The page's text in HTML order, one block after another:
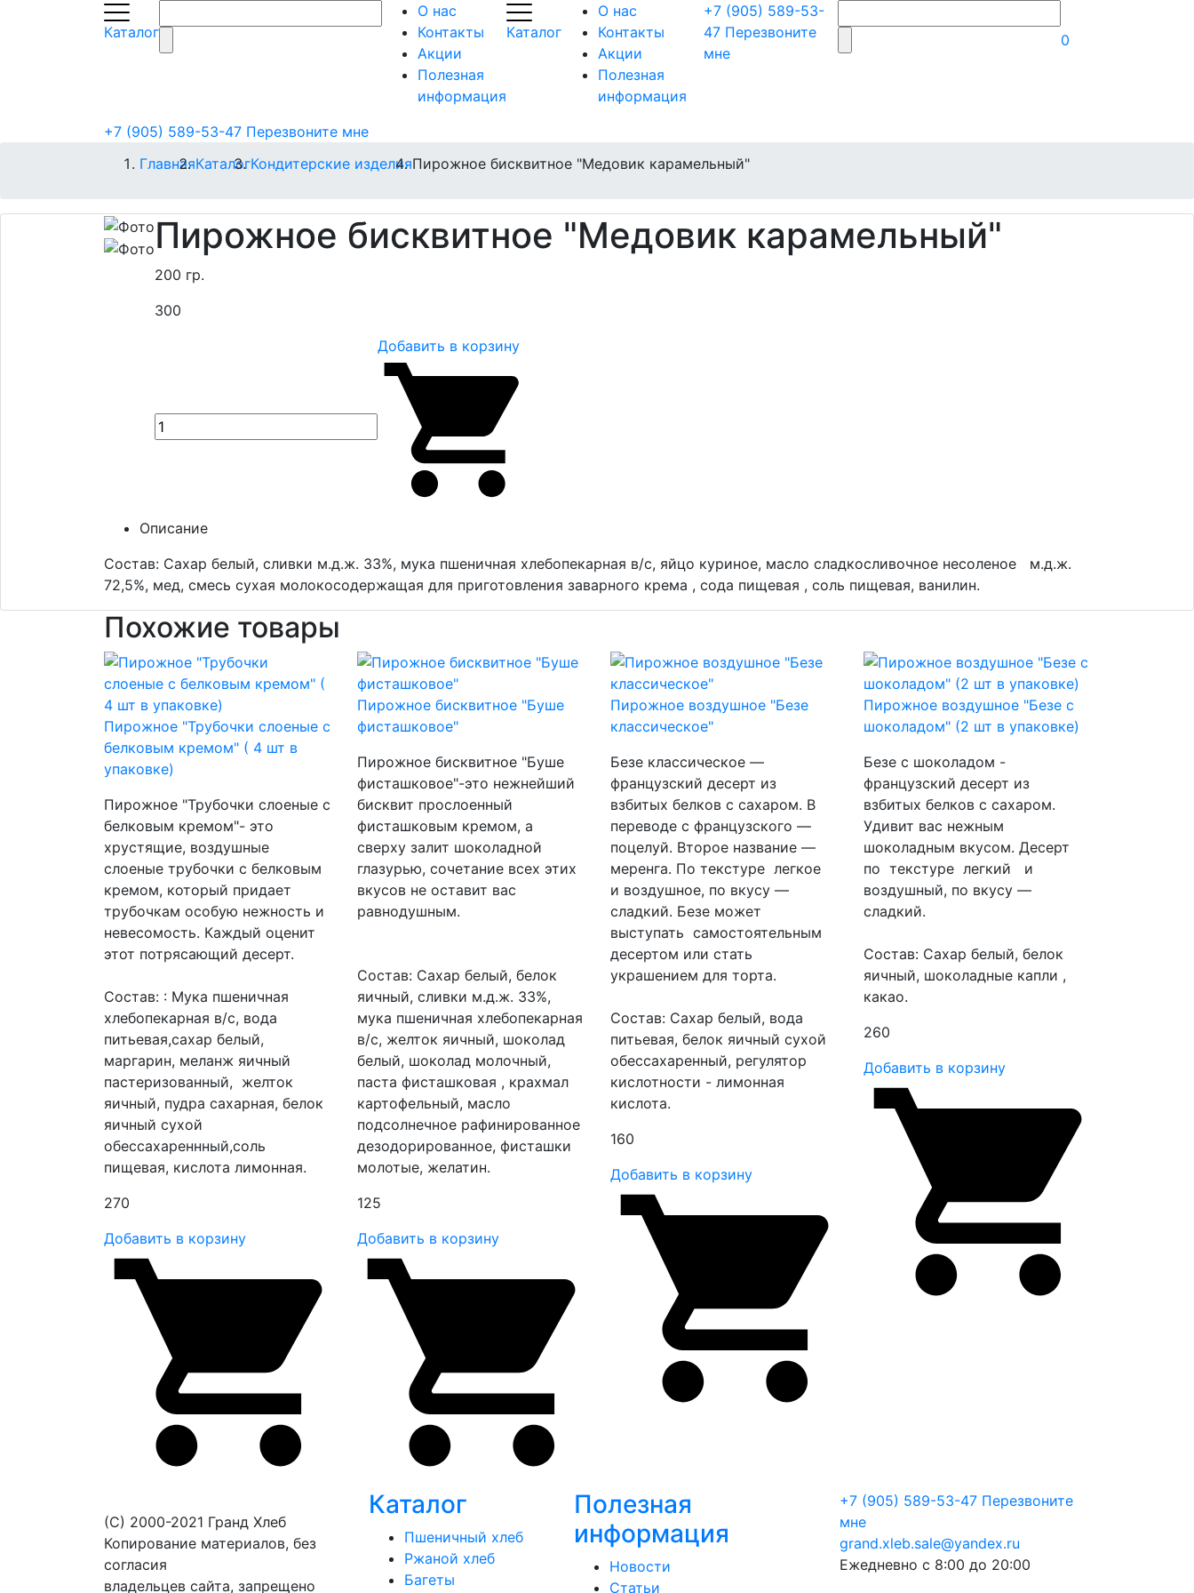
Каталог
О нас
Контакты
Акции
Полезная
информация
+7 (905) 589-53-47 Перезвоните мне
Каталог
О нас
Контакты
Акции
Полезная
информация
+7 (905) 589-53-
47 Перезвоните
мне
0
ГлавнаяКаталогКондитерские изделияПирожное бисквитное "Медовик карамельный"
Пирожное бисквитное "Медовик карамельный"
200 гр.
300
Добавить в корзину
Описание
Состав: Сахар белый, сливки м.д.ж. 33%, мука пшеничная хлебопекарная в/с, яйцо куриное, масло сладкосливочное несоленое м.д.ж.
72,5%, мед, смесь сухая молокосодержащая для приготовления заварного крема , сода пищевая , соль пищевая, ванилин.
Похожие товары
Пирожное "Трубочки слоеные с
белковым кремом" ( 4 шт в
упаковке)
Пирожное "Трубочки слоеные с
белковым кремом"- это
хрустящие, воздушные
слоеные трубочки с белковым
кремом, который придает
трубочкам особую нежность и
невесомость. Каждый оценит
этот потрясающий десерт.
Состав: : Мука пшеничная
хлебопекарная в/с, вода
питьевая,сахар белый,
маргарин, меланж яичный
пастеризованный, желток
яичный, пудра сахарная, белок
яичный сухой
обессахареннный,соль
пищевая, кислота лимонная.
270
Добавить в корзину
Пирожное бисквитное "Буше
фисташковое"
Пирожное бисквитное "Буше
фисташковое"-это нежнейший
бисквит прослоенный
фисташковым кремом, а
сверху залит шоколадной
глазурью, сочетание всех этих
вкусов не оставит вас
равнодушным.
Состав: Сахар белый, белок
яичный, сливки м.д.ж. 33%,
мука пшеничная хлебопекарная
в/с, желток яичный, шоколад
белый, шоколад молочный,
паста фисташковая , крахмал
картофельный, масло
подсолнечное рафинированное
дезодорированное, фисташки
молотые, желатин.
125
Добавить в корзину
Пирожное воздушное "Безе
классическое"
Безе классическое —
французский десерт из
взбитых белков с сахаром. В
переводе с французского —
поцелуй. Второе название —
меренга. По текстуре легкое
и воздушное, по вкусу —
сладкий. Безе может
выступать самостоятельным
десертом или стать
украшением для торта.
Состав: Сахар белый, вода
питьевая, белок яичный сухой
обессахаренный, регулятор
кислотности - лимонная
кислота.
160
Добавить в корзину
Пирожное воздушное "Безе с
шоколадом" (2 шт в упаковке)
Безе с шоколадом -
французский десерт из
взбитых белков с сахаром.
Удивит вас нежным
шоколадным вкусом. Десерт
по текстуре легкий и
воздушный, по вкусу —
сладкий.
Состав: Сахар белый, белок
яичный, шоколадные капли ,
какао.
260
Добавить в корзину
(С) 2000-2021 Гранд Хлеб
Копирование материалов, без
согласия
владельцев сайта, запрещено
Каталог
Пшеничный хлеб
Ржаной хлеб
Багеты
Полезная
информация
Новости
Статьи
+7 (905) 589-53-47 Перезвоните
мне
grand.xleb.sale@yandex.ru
Ежедневно с 8:00 до 20:00